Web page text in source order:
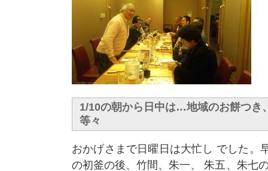
1/10の朝から日中は…地域のお餅つき
等々
おかげさまで日曜日は大忙し でした。
の初釜の後、竹間、朱一、 朱五、朱七